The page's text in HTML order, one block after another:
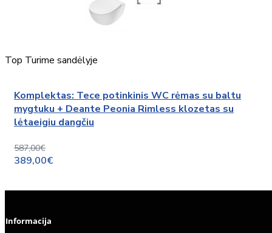
Top Turime sandėlyje
Komplektas: Tece potinkinis WC rėmas su baltu
mygtuku + Deante Peonia Rimless klozetas su
lėtaeigiu dangčiu
587,00€
389,00€
Informacija